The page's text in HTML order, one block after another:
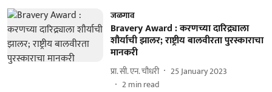
जळगाव
Bravery Award : करणच्या दारिद्र्याला
शौर्याची झालर; राष्ट्रीय बालवीरता पुरस्काराचा
मानकरी
प्रा. सी. एन. चौधरी
25 January 2023
2min read